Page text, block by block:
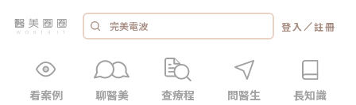
登入 ／註冊
看案例 聊醫美 查療程 問醫生 長知識